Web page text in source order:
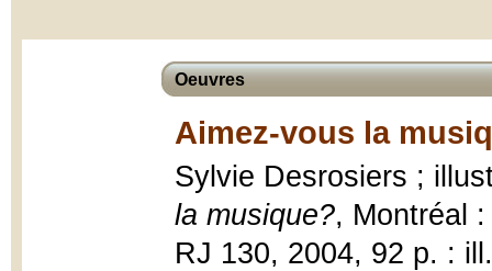
Oeuvres
Aimez-vous la
Sylvie Desrosiers ;
la musique?, Montréal
RJ 130, 2004, 92 p. :